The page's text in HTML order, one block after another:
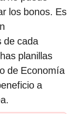
los bonos. Es
de cada
planillas
de Economía
a